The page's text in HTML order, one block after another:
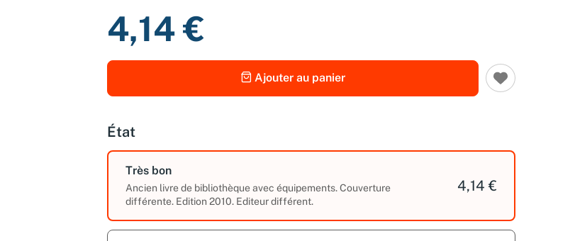
4,14 €
Ajouter au panier
État
Très bon
Ancien livre de bibliothèque avec équipements. Couverture
différente. Edition 2010. Editeur différent.
4,14 €